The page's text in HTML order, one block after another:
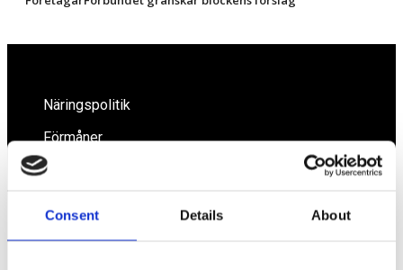
Consent Details About
Näringspolitik
Förmåner
Försäkringar